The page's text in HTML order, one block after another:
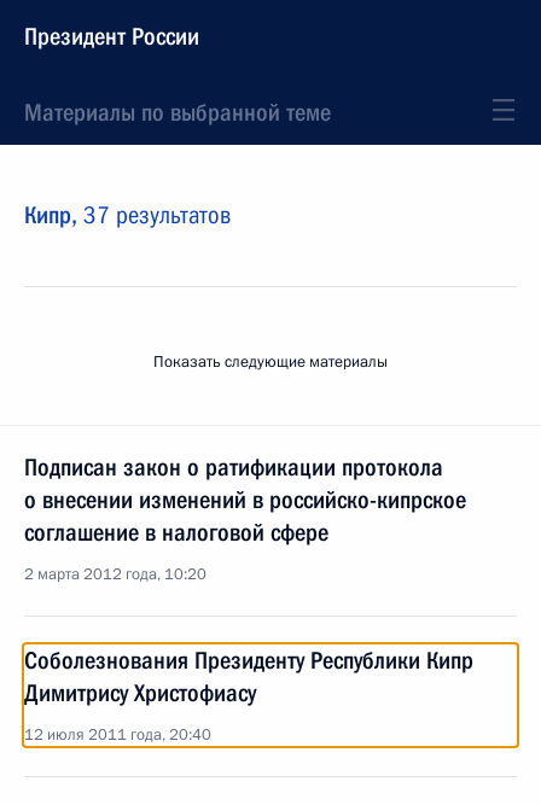
Президент России
Материалы по выбранной теме
Кипр, 37 результатов
Показать следующие материалы
Подписан закон о ратификации протокола
о внесении изменений в российско-кипрское
соглашение в налоговой сфере
2 марта 2012 года, 10:20
Соболезнования Президенту Республики Кипр
Димитрису Христофиасу
12 июля 2011 года, 20:40